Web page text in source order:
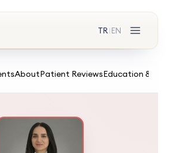
TR | EN
AboutPatient ReviewsEducation &